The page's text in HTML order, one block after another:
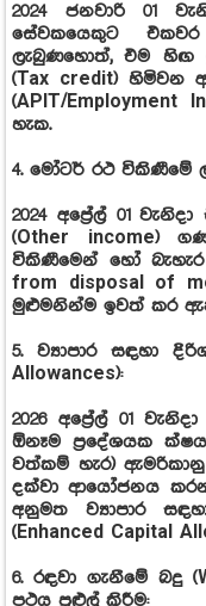
2024 ජනවාරි 01
සේවකයෙකුට
ලැබුණහොත්, එම හිඟ
(Tax credit) හිමිවන
(APIT/
හැක.
4. මෝටර් රථ විකිණීමේ
2024 අප්‍රේල් 01
(Other income)
විකිණීමෙන් හෝ බැහැර
from disposal of
මුළුමනින්ම ඉවත් කර
5. ව්‍යාපාර සඳහා
Allowances):
2026 අප්‍රේල් 01
ඕනෑම ප්‍රදේශයක
වත්කම් හැර)
දක්වා ආයෝජනය
අනුමත ව්‍යාපාර
(Enhanced Capital
6. රඳවා ගැනීමේ බදු
පථය පුළුල් කිරීම: